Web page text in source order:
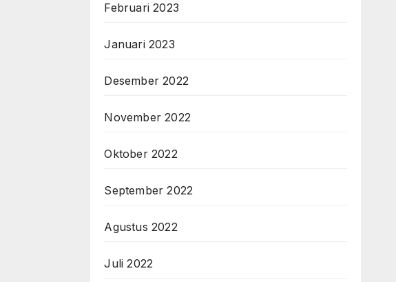
Februari 2023
Januari 2023
Desember 2022
November 2022
Oktober 2022
September 2022
Agustus 2022
Juli 2022